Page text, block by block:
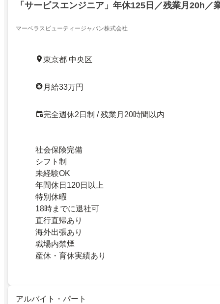
「サービスエンジニア」年休125日／残業月20h／
マーベラスビューティージャパン株式会社
東京都 中央区
月給33万円
完全週休2日制 / 残業月20時間以内
社会保険完備
シフト制
未経験OK
年間休日120日以上
特別休暇
18時までに退社可
直行直帰あり
海外出張あり
職場内禁煙
産休・育休実績あり
アルバイト・パート